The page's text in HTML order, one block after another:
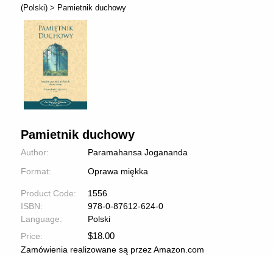
(Polski)> Pamietnik duchowy
Pamietnik duchowy
Author:
Paramahansa Jogananda
Format:
Oprawa miękka
Product Code:
1556
ISBN:
978-0-87612-624-0
Language:
Polski
Price:
$18.00
Zamówienia realizowane są przez Amazon.com